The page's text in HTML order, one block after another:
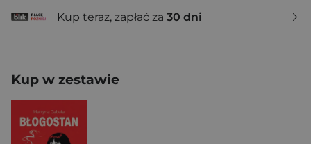
Kup teraz, zapłać za 30 dni
Kup w zestawie